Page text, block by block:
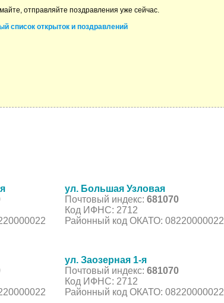
отправляйте поздравления уже сейчас.
список открыток и поздравлений
ул. Большая Узловая
Почтовый индекс: 681070
Код ИФНС: 2712
Районный код ОКАТО: 08220000022
ул. Заозерная 1-я
Почтовый индекс: 681070
Код ИФНС: 2712
Районный код ОКАТО: 08220000022